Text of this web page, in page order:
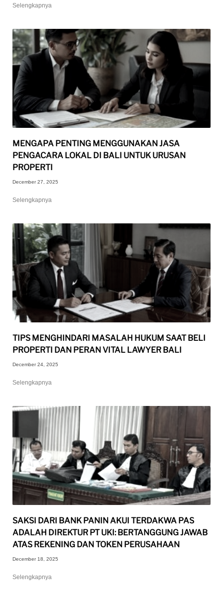
Selengkapnya
MENGAPA PENTING MENGGUNAKAN JASA
PENGACARA LOKAL DI BALI UNTUK URUSAN
PROPERTI
December 27, 2025
Selengkapnya
TIPS MENGHINDARI MASALAH HUKUM SAAT BELI
PROPERTI DAN PERAN VITAL LAWYER BALI
December 24, 2025
Selengkapnya
SAKSI DARI BANK PANIN AKUI TERDAKWA PAS
ADALAH DIREKTUR PT UKI: BERTANGGUNG JAWAB
ATAS REKENING DAN TOKEN PERUSAHAAN
December 18, 2025
Selengkapnya